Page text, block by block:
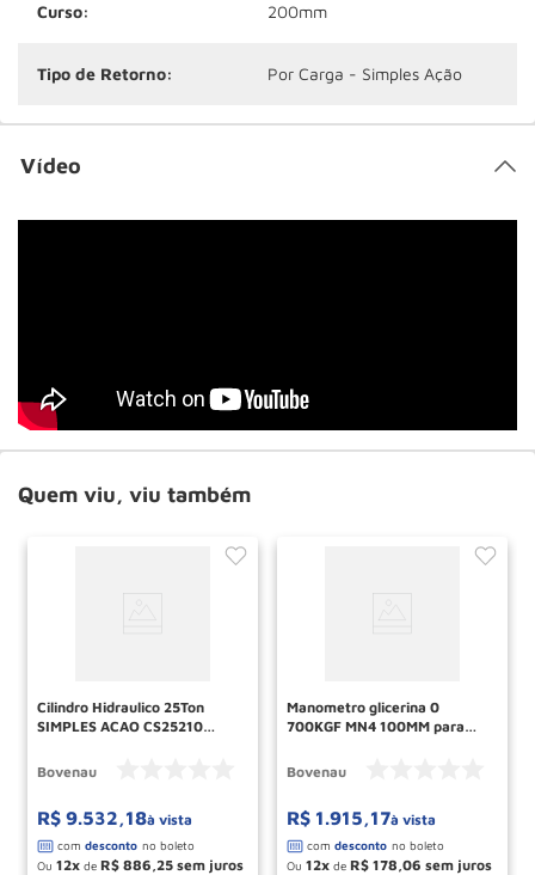
Curso: 200mm
Tipo de Retorno: Por Carga - Simples Ação
Vídeo
Quem viu, viu também
Cilindro Hidraulico 25Ton
SIMPLES ACAO CS25210
Bovenau
R$ 9.532,18à vista
Ou 12 de R$ 886 25
Manometro glicerina 0
700KGF MN4 100MM para
Bovenau
R$ 1.915,17à vista
Ou 12 de R$ 178 06